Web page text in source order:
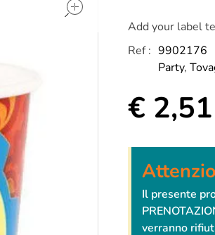
Add your label
Ref : 9902176
Party,
€ 2,51
Il presente
verranno